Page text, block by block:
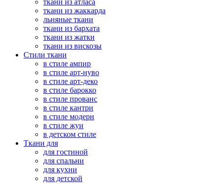
ткани из жаккарда
льняные ткани
ткани из бархата
ткани из жатки
ткани из вискозы
Стили ткани
в стиле ампир
в стиле арт-нуво
в стиле арт-деко
в стиле барокко
в стиле прованс
в стиле кантри
в стиле модерн
в стиле жуи
в детском стиле
Ткани для
для гостиной
для спальни
для кухни
для детской